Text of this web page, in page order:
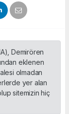
Demirören
eklenen
olmadan
yer alan
sitemizin hiç